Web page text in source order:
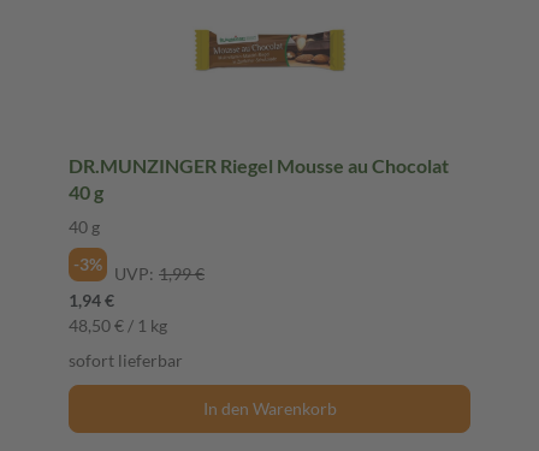
DR.MUNZINGER Riegel Mousse au Chocolat
40 g
40 g
-3%
UVP: 1,99 €
1,94 €
48,50 € / 1 kg
sofort lieferbar
In den Warenkorb